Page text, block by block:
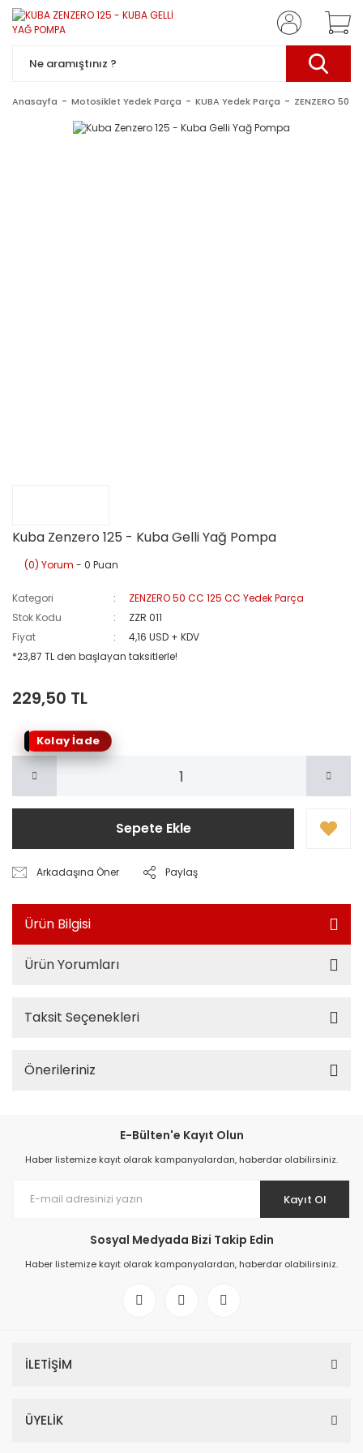
Anasayfa Motosiklet Yedek Parça KUBA Yedek Parça ZENZERO 50
Kuba Zenzero 125 - Kuba Gelli Yağ Pompa
(0) Yorum - 0 Puan
Kategori
ZENZERO 50 CC 125 CC Yedek Parça
Stok Kodu
ZZR 011
Fiyat
4,16 USD + KDV
*23,87 TL den başlayan taksitlerle!
229,50 TL
Kolay İade
Sepete Ekle
Arkadaşına Öner Paylaş
Ürün Bilgisi
Ürün Yorumları
Taksit Seçenekleri
Önerileriniz
E-Bülten'e Kayıt Olun
Haber listemize kayıt olarak kampanyalardan, haberdar olabilirsiniz.
Kayıt Ol
Sosyal Medyada Bizi Takip Edin
Haber listemize kayıt olarak kampanyalardan, haberdar olabilirsiniz.
İLETİŞİM
ÜYELİK